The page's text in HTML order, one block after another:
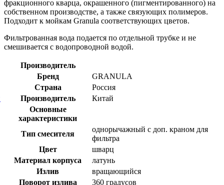
фракционного кварца, окрашенного (пигментированного) на
собственном производстве, а также связующих полимеров.
Подходит к мойкам Granula соответствующих цветов.
Фильтрованная вода подается по отдельной трубке и не
смешивается с водопроводной водой.
Производитель
Бренд
GRANULA
Страна
Россия
Производитель
Китай
Основные
характеристики
Тип смесителя
однорычажный с доп. краном для
фильтра
Цвет
шварц
Материал корпуса
латунь
Излив
вращающийся
Поворот излива
360 градусов